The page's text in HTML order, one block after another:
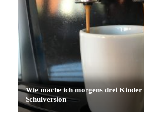
Wie mache ich morgens drei
Schulversion